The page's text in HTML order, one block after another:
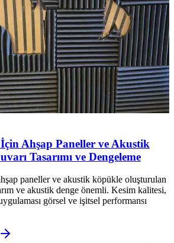
Ahşap Paneller ve Akustik
Tasarımı ve Dengeleme
paneller ve akustik köpükle oluşturulan
ve akustik denge önemli. Kesim kalitesi,
görsel ve işitsel performansı